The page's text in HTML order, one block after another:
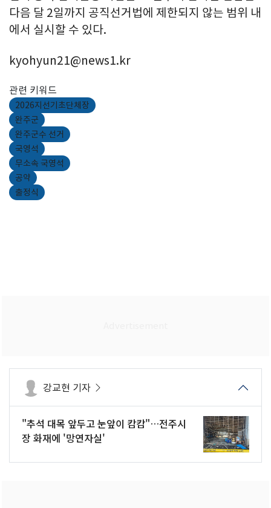
다음 달 2일까지 공직선거법에 제한되지 않는 범위 내
에서 실시할 수 있다.
kyohyun21@news1.kr
관련 키워드
2026지선기초단체장
완주군
완주군수 선거
국영석
무소속 국영석
공약
출정식
강교현 기자
"추석 대목 앞두고 눈앞이 캄캄"…전주시
장 화재에 '망연자실'